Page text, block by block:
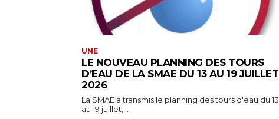
UNE
LE NOUVEAU PLANNING DES TOURS
D’EAU DE LA SMAE DU 13 AU 19 JUILLET
2026
La SMAE a transmis le planning des tours d'eau du 13
au 19 juillet,...